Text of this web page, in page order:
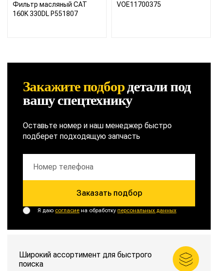
Фильтр масляный CAT
160K 330DL P551807
VOE11700375
Закажите подбордеталипод
вашу спецтехнику
Оставьте номер и наш менеджер быстро
подберет подходящую запчасть
Заказать подбор
Я даю согласие на обработкуперсональных данных
Широкий ассортимент для быстрого
поиска